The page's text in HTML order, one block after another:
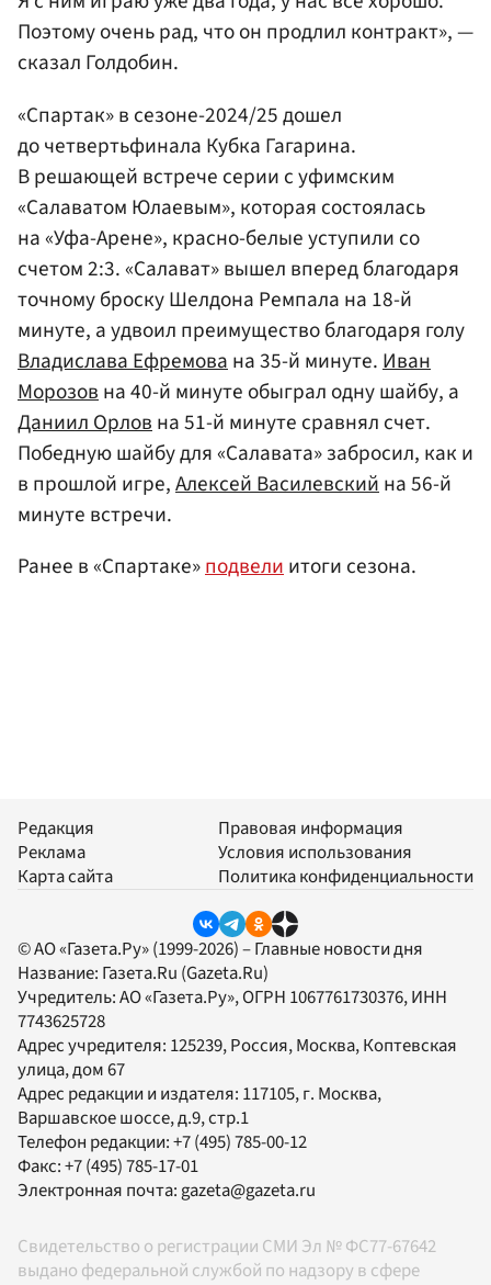
Поэтому очень рад, что он продлил контракт», —
сказал Голдобин.
«Спартак» в сезоне-2024/25 дошел
до четвертьфинала Кубка Гагарина.
В решающей встрече серии с уфимским
«Салаватом Юлаевым», которая состоялась
на «Уфа-Арене», красно-белые уступили со
счетом 2:3. «Салават» вышел вперед благодаря
точному броску Шелдона Ремпала на 18-й
минуте, а удвоил преимущество благодаря голу
Владислава Ефремова на 35-й минуте. Иван
Морозов на 40-й минуте обыграл одну шайбу, а
Даниил Орлов на 51-й минуте сравнял счет.
Победную шайбу для «Салавата» забросил, как и
в прошлой игре,Алексей Василевский на 56-й
минуте встречи.
Ранее в «Спартаке»подвелиитоги сезона.
Редакция
Реклама
Карта сайта
Правовая информация
Условия использования
Политика конфиденциальности
© АО «Газета.Ру» (1999-2026) – Главные новости дня
Название: Газета.Ru (Gazeta.Ru)
Учредитель:АО «Газета.Ру», ОГРН 1067761730376, ИНН
7743625728
Адрес учредителя: 125239, Россия, Москва, Коптевская
улица, дом 67
Адрес редакции и издателя: 117105, г. Москва,
Варшавское шоссе, д.9, стр.1
Телефон редакции:+7 (495) 785-00-12
Факс:+7 (495) 785-17-01
Электронная почта:gazeta@gazeta.ru
Свидетельство о регистрации СМИ Эл № ФС77-67642
выдано федеральной службой по надзору в сфере